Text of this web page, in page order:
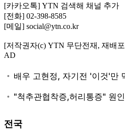
[카카오톡] YTN 검색해 채널 추가
[전화] 02-398-8585
[메일] social@ytn.co.kr
[저작권자(c) YTN 무단전재, 재배
AD
전국